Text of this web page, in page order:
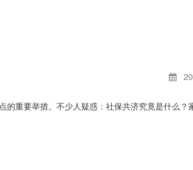
的重要举措。不少人疑惑：社保共济究竟是什么？